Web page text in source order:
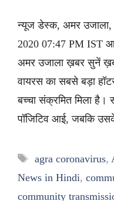
न्यूज डेस्क, अमर उजाला,
2020 07:47 PM IST
अमर उजाला ख़बर सुनें
वायरस का सबसे बड़ा
बच्चा संक्रमित मिला है।
पॉजिटिव आई, जबकि
Tags
agra coronavirus,
News in Hindi,
community